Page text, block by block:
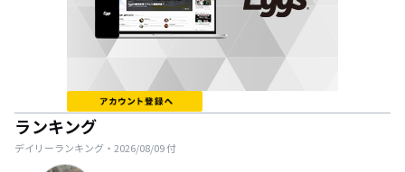
ランキング
デイリーランキング・ 2026/08/09付